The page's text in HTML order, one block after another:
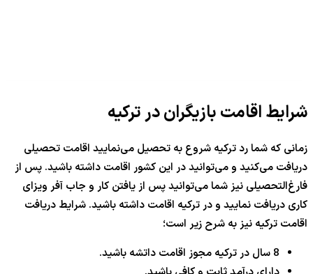
شرایط اقامت بازیگران در ترکیه
زمانی که شما رد ترکیه شروع به تحصیل می‌نمایید اقامت تحصیلی
دریافت می‌کنید و می‌توانید در این کشور اقامت داشته باشید. پس از
فارغ‌التحصیلی نیز شما می‌توانید پس از یافتن کار و جاب آفر ویزای
کاری دریافت نمایید و در ترکیه اقامت داشته باشید. شرایط دریافت
اقامت ترکیه نیز به شرح زیر است؛
8 سال در ترکیه مجوز اقامت داتشه باشید.